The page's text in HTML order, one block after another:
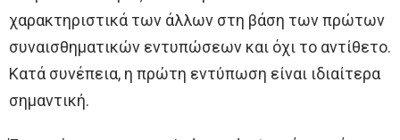
χαρακτηριστικά των άλλων στη βάση των πρώτων
συναισθηματικών εντυπώσεων και όχι το αντίθετο.
Κατά συνέπεια, η πρώτη εντύπωση είναι ιδιαίτερα
σημαντική.